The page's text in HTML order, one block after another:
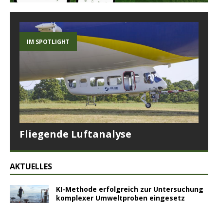
IM SPOTLIGHT
Fliegende Luftanalyse
AKTUELLES
KI-Methode erfolgreich zur Untersuchung
komplexer Umweltproben eingesetz